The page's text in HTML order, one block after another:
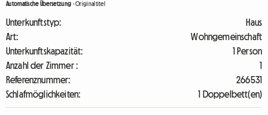
Automatische Übersetzung -Originaltitel
Unterkunftstyp:
Haus
Art:
Wohngemeinschaft
Unterkunftskapazität:
1 Person
Anzahl der Zimmer :
1
Referenznummer:
266531
Schlafmöglichkeiten:
1 Doppelbett(en)